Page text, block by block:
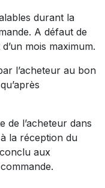
durant la
A défaut de
mois maximum.
l’acheteur au bon
de l’acheteur dans
la réception du
aux